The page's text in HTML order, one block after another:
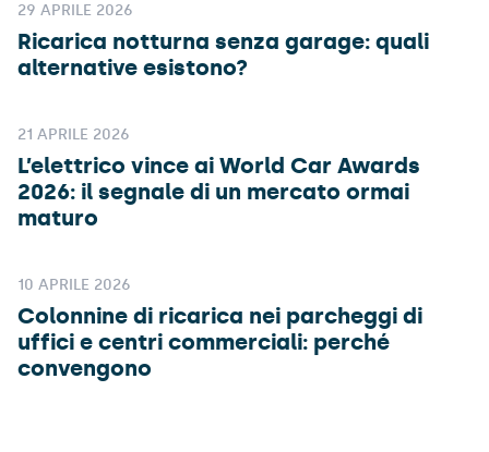
29 APRILE 2026
Ricarica notturna senza garage: quali
alternative esistono?
21 APRILE 2026
L’elettrico vince ai World Car Awards
2026: il segnale di un mercato ormai
maturo
10 APRILE 2026
Colonnine di ricarica nei parcheggi di
uffici e centri commerciali: perché
convengono